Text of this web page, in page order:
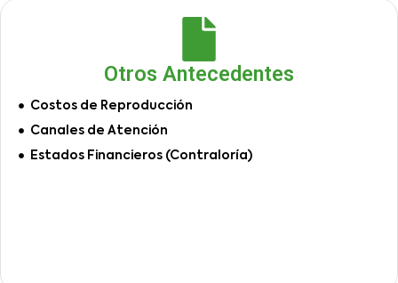
Otros Antecedentes
Costos de Reproducción
Canales de Atención
Estados Financieros (Contraloría)